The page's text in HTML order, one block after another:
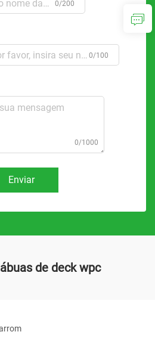
0/200
0/100
0/1000
Enviar
de deck wpc